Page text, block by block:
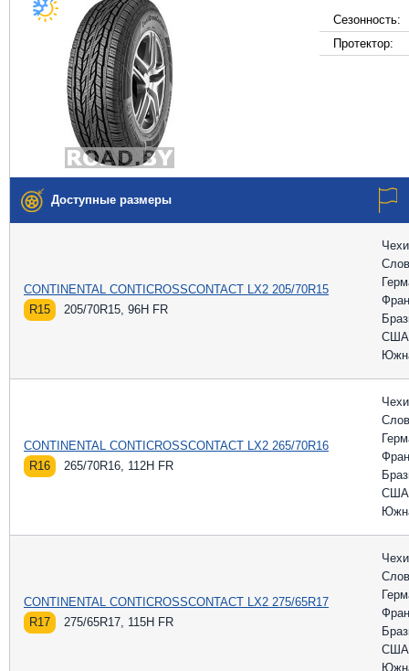
Сезонность:
Протектор:
Доступные размеры
CONTINENTAL CONTICROSSCONTACT LX2 205/70R15
R15
205/70R15, 96H FR
США
CONTINENTAL CONTICROSSCONTACT LX2 265/70R16
R16
265/70R16, 112H FR
США
CONTINENTAL CONTICROSSCONTACT LX2 275/65R17
R17
275/65R17, 115H FR
США